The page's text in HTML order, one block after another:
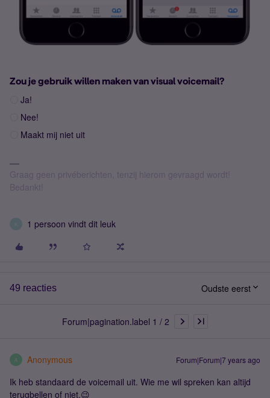
Zou je gebruik willen maken van visual voicemail?
Ja!
Nee!
Maakt mij niet uit
Graag geen privéberichten, tenzij hierom gevraagd wordt!
Bedankt!
1 persoon vindt dit leuk
49 reacties Oudste eerst
Forum|pagination.label 1 / 2
A Anonymous Forum|Forum|7 years ago
Ik heb standaard de voicemail uit. Wie me wil spreken kan altijd
terugbellen of niet.😉